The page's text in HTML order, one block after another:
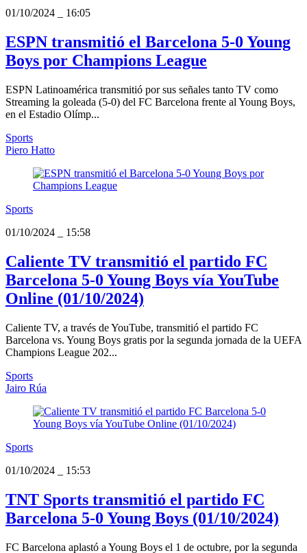
01/10/2024
16:05
ESPN transmitió el Barcelona 5-0 Young
Boys por Champions League
ESPN Latinoamérica transmitió por sus señales tanto TV como
Streaming la goleada (5-0) del FC Barcelona frente al Young Boys,
en el Estadio Olímp...
Sports
Piero Hatto
Sports
01/10/2024
15:58
Caliente TV transmitió el partido FC
Barcelona 5-0 Young Boys vía YouTube
Online (01/10/2024)
Caliente TV, a través de YouTube, transmitió el partido FC
Barcelona vs. Young Boys gratis por la segunda jornada de la UEFA
Champions League 202...
Sports
Jairo Rúa
Sports
01/10/2024
15:53
TNT Sports transmitió el partido FC
Barcelona 5-0 Young Boys (01/10/2024)
FC Barcelona aplastó a Young Boys el 1 de octubre, por la segunda